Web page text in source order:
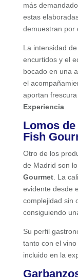
más
estas
demuestran por
La intensidad
encurtidos y el
bocado en una
el
aportan
Experiencia.
Lomos
Fish
Otro de los
de Madrid son
Gourmet. La
evidente desde
complejidad sin
consiguiendo
Su perfil
tanto con el
incluido en la